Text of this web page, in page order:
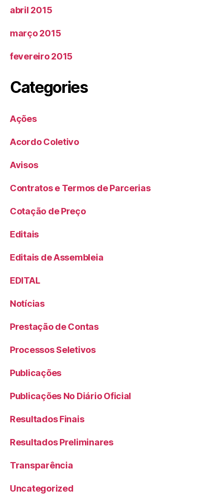
abril 2015
março 2015
fevereiro 2015
Categories
Ações
Acordo Coletivo
Avisos
Contratos e Termos de Parcerias
Cotação de Preço
Editais
Editais de Assembleia
EDITAL
Notícias
Prestação de Contas
Processos Seletivos
Publicações
Publicações No Diário Oficial
Resultados Finais
Resultados Preliminares
Transparência
Uncategorized